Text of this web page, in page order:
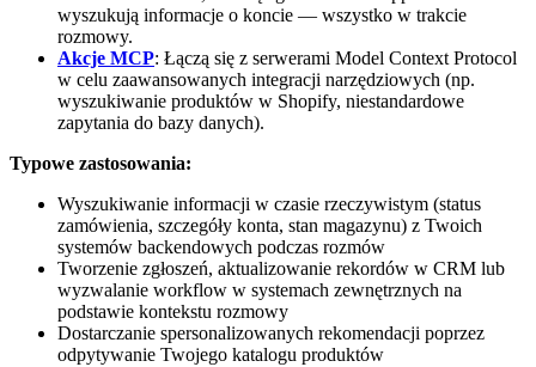
wyszukują informacje o koncie — wszystko w trakcie
rozmowy.
Akcje MCP: Łączą się z serwerami Model Context Protocol
w celu zaawansowanych integracji narzędziowych (np.
wyszukiwanie produktów w Shopify, niestandardowe
zapytania do bazy danych).
Typowe zastosowania:
Wyszukiwanie informacji w czasie rzeczywistym (status
zamówienia, szczegóły konta, stan magazynu) z Twoich
systemów backendowych podczas rozmów
Tworzenie zgłoszeń, aktualizowanie rekordów w CRM lub
wyzwalanie workflow w systemach zewnętrznych na
podstawie kontekstu rozmowy
Dostarczanie spersonalizowanych rekomendacji poprzez
odpytywanie Twojego katalogu produktów